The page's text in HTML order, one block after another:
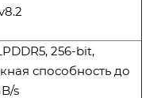
256-bit,
способность до
s